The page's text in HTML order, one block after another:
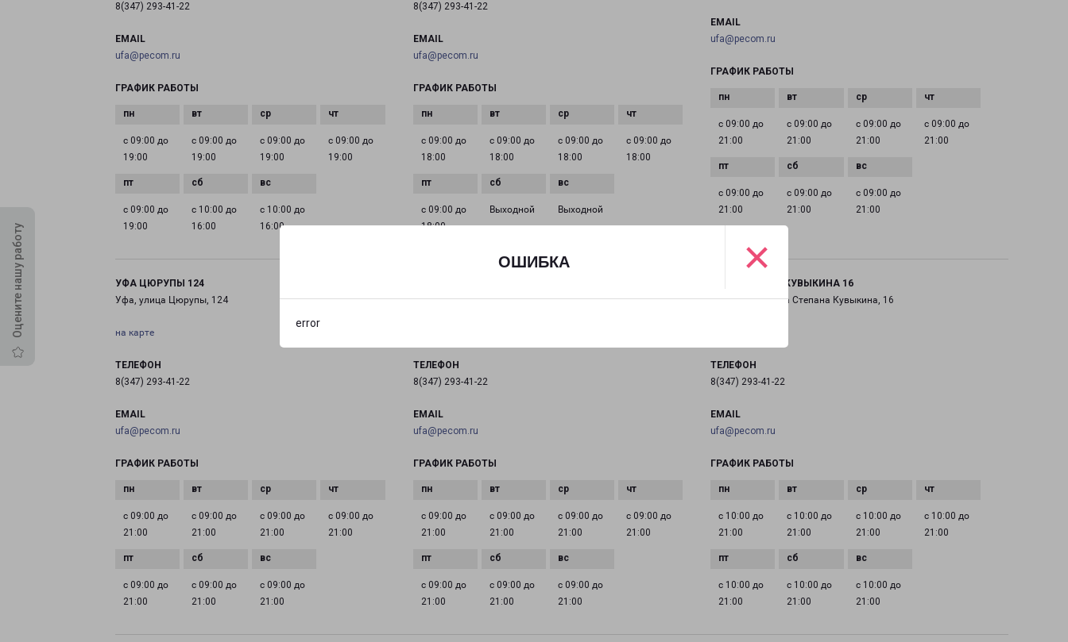
ОШИБКА
error
×
Оцените нашу работу
8(347) 293-41-22
EMAIL
ufa@pecom.ru
ГРАФИК РАБОТЫ
с 09:00 до
19:00
с 09:00 до
19:00
с 09:00 до
19:00
с 09:00 до
19:00
с 09:00 до
19:00
с 10:00 до
16:00
с 10:00 до
16:00
8(347) 293-41-22
EMAIL
ufa@pecom.ru
ГРАФИК РАБОТЫ
с 09:00 до
18:00
с 09:00 до
18:00
с 09:00 до
18:00
с 09:00 до
18:00
с 09:00 до
18:00
Выходной Выходной
EMAIL
ufa@pecom.ru
ГРАФИК РАБОТЫ
с 09:00 до
21:00
с 09:00 до
21:00
с 09:00 до
21:00
с 09:00 до
21:00
с 09:00 до
21:00
с 09:00 до
21:00
с 09:00 до
21:00
УФА ЦЮРУПЫ 124
Уфа, улица Цюрупы, 124
на карте
ТЕЛЕФОН
8(347) 293-41-22
EMAIL
ufa@pecom.ru
ГРАФИК РАБОТЫ
с 09:00 до
21:00
с 09:00 до
21:00
с 09:00 до
21:00
с 09:00 до
21:00
с 09:00 до
21:00
с 09:00 до
21:00
с 09:00 до
21:00
город Уфа, улица Бакалинская, 19
ТЕЛЕФОН
8(347) 293-41-22
EMAIL
ufa@pecom.ru
ГРАФИК РАБОТЫ
с 09:00 до
21:00
с 09:00 до
21:00
с 09:00 до
21:00
с 09:00 до
21:00
с 09:00 до
21:00
с 09:00 до
21:00
с 09:00 до
21:00
УФА СТЕПАНА КУВЫКИНА 16
город Уфа, улица Степана Кувыкина, 16
ТЕЛЕФОН
8(347) 293-41-22
EMAIL
ufa@pecom.ru
ГРАФИК РАБОТЫ
с 10:00 до
21:00
с 10:00 до
21:00
с 10:00 до
21:00
с 10:00 до
21:00
с 10:00 до
21:00
с 10:00 до
21:00
с 10:00 до
21:00